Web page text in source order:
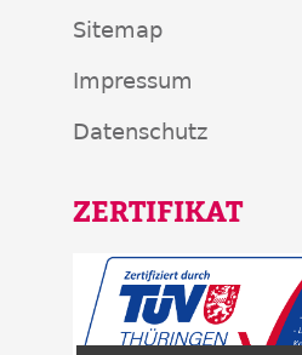
Sitemap
Impressum
Datenschutz
ZERTIFIKAT